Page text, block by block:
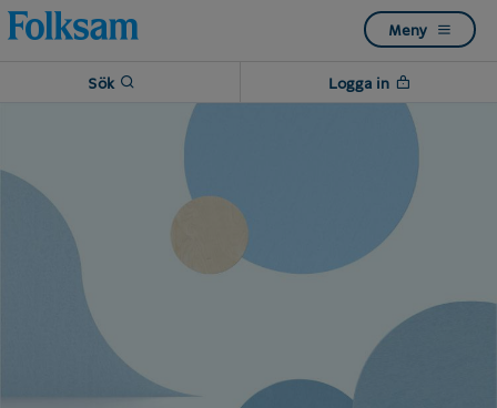
Till
navigation
Till
innehåll
Meny
Sök Logga in